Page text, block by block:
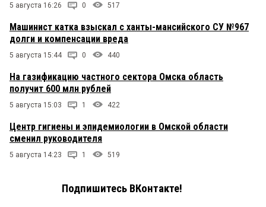
5 августа 16:26 0 517
Машинист катка взыскал с ханты-мансийского СУ №967
долги и компенсации вреда
5 августа 15:44 0 440
На газификацию частного сектора Омска область
получит 600 млн рублей
5 августа 15:03 1 422
Центр гигиены и эпидемиологии в Омской области
сменил руководителя
5 августа 14:23 1 519
Подпишитесь ВКонтакте!